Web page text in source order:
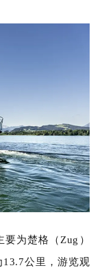
要为楚格（Zug）
公里，游览观